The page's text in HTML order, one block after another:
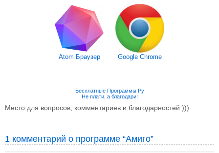
Atom Браузер Google Chrome
Бесплатные Программы Ру
Не плати, а благодари!
Место для вопросов, комментариев и благодарностей )))
1 комментарий о программе “Амиго”